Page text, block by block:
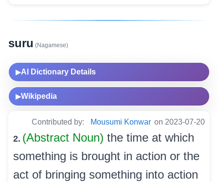
suru (Nagamese)
▶AI Dictionary Details
▶Wikipedia
Contributed by: Mousumi Konwar on 2023-07-20
2. (Abstract Noun) the time at which
something is brought in action or the
act of bringing something into action